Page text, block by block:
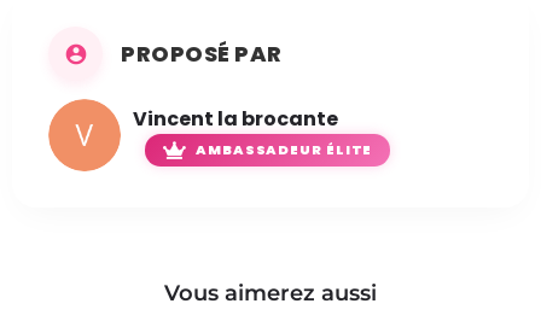
PROPOSÉ PAR
Vincent la brocante
AMBASSADEUR ÉLITE
Vous aimerez aussi